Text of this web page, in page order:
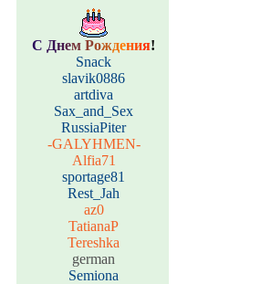
С Днем Рождения!
Snack
slavik0886
artdiva
Sax_and_Sex
RussiaPiter
-GALYHMEN-
Alfia71
sportage81
Rest_Jah
az0
TatianaP
Tereshka
german
Semiona